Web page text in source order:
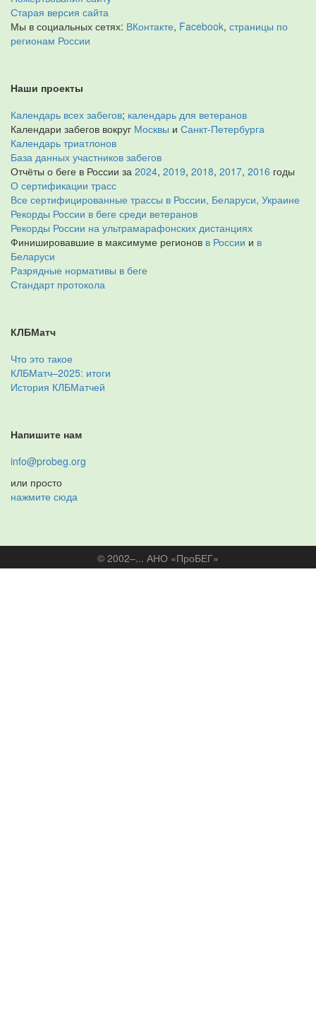
Старая версия сайта
Мы в социальных сетях: ВКонтакте, Facebook, страницы по
регионам России
Наши проекты
Календарь всех забегов; календарь для ветеранов
Календари забегов вокруг Москвы и Санкт-Петербурга
Календарь триатлонов
База данных участников забегов
Отчёты о беге в России за 2024, 2019, 2018, 2017, 2016 годы
О сертификации трасс
Все сертифицированные трассы в России, Беларуси, Украине
Рекорды России в беге среди ветеранов
Рекорды России на ультрамарафонских дистанциях
Финишировавшие в максимуме регионов в России и в
Беларуси
Разрядные нормативы в беге
Стандарт протокола
КЛБМатч
Что это такое
КЛБМатч–2025: итоги
История КЛБМатчей
Напишите нам
info@probeg.org
или просто
нажмите сюда
© 2002–... АНО «ПроБЕГ»